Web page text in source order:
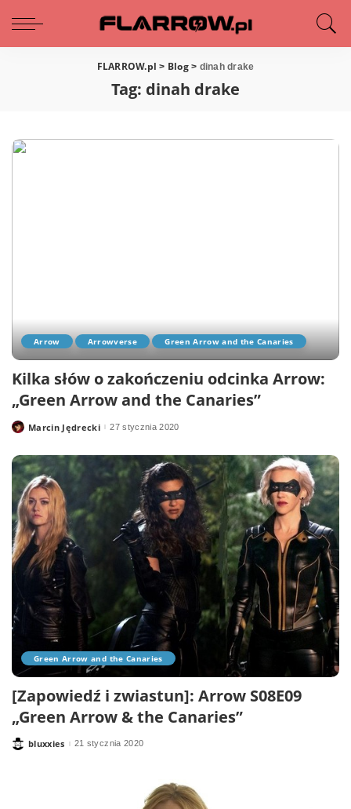
FLARROW.pl > Blog> dinah drake
Tag: dinah drake
Arrow Arrowverse Green Arrow and the Canaries
Kilka słów o zakończeniu odcinka Arrow:
„Green Arrow and the Canaries”
PostedMarcin Jędrecki 27 stycznia 2020
Green Arrow and the Canaries
[Zapowiedź i zwiastun]: Arrow S08E09
„Green Arrow & the Canaries”
Postedbluxxies 21 stycznia 2020